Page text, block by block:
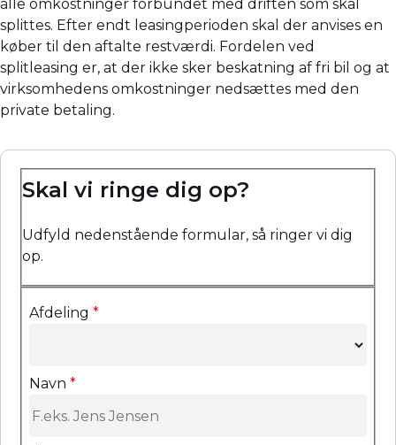
alle omkostninger forbundet med driften som skal
splittes. Efter endt leasingperioden skal der anvises en
køber til den aftalte restværdi. Fordelen ved
splitleasing er, at der ikke sker beskatning af fri bil og at
virksomhedens omkostninger nedsættes med den
private betaling.
Skal vi ringe dig op?
Udfyld nedenstående formular, så ringer vi dig
op.
Afdeling *
Navn *